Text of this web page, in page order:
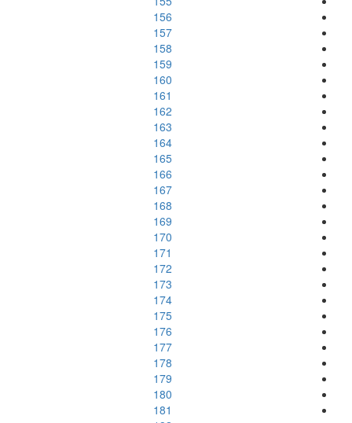
156
157
158
159
160
161
162
163
164
165
166
167
168
169
170
171
172
173
174
175
176
177
178
179
180
181